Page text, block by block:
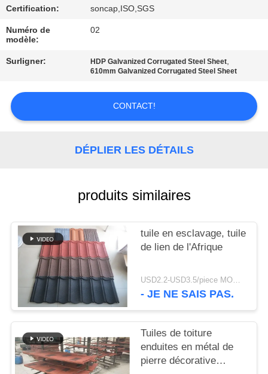
CONTRÔLE
DE
LA
PLAN
POLITIQUE
DE
CONFIDENTIALITÉ
Certification: soncap,ISO,SGS
Numéro de
modèle:
02
Surligner: HDP Galvanized Corrugated Steel Sheet,
610mm Galvanized Corrugated Steel Sheet
CONTACT!
DÉPLIER LES DÉTAILS
produits similaires
tuile en esclavage, tuile
de lien de l'Afrique
USD2.2-USD3.5/piece MOQ:8000pieces
- JE NE SAIS PAS.
Tuiles de toiture
enduites en métal de
pierre décorative